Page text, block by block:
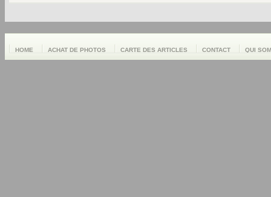
HOME ACHAT DE PHOTOS CARTE DES ARTICLES CONTACT QUI